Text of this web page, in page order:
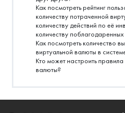
Как посмотреть рейтинг
количеству потраченной
количеству действий по её
количеству
Как посмотреть количество
виртуальной валюты в
Кто может настроить
валюты?